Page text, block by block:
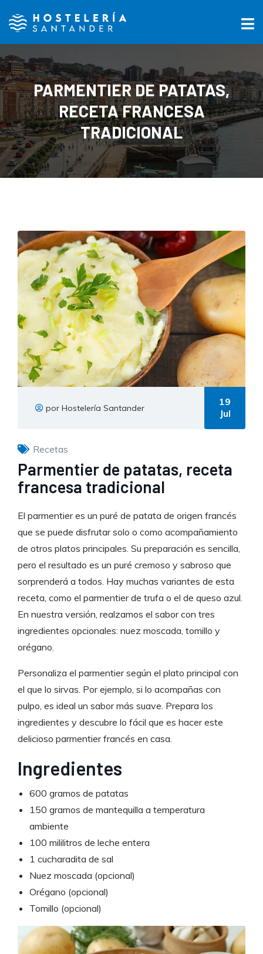
PARMENTIER DE PATATAS,
RECETA FRANCESA
TRADICIONAL
por Hostelería Santander
19
Jul
Recetas
Parmentier de patatas, receta
francesa tradicional
El parmentier es un puré de patata de origen francés
que se puede disfrutar solo o como acompañamiento
de otros platos principales. Su preparación es sencilla,
pero el resultado es un puré cremoso y sabroso que
sorprenderá a todos. Hay muchas variantes de esta
receta, como el parmentier de trufa o el de queso azul.
En nuestra versión, realzamos el sabor con tres
ingredientes opcionales: nuez moscada, tomillo y
orégano.
Personaliza el parmentier según el plato principal con
el que lo sirvas. Por ejemplo, si lo acompañas con
pulpo, es ideal un sabor más suave. Prepara los
ingredientes y descubre lo fácil que es hacer este
delicioso parmentier francés en casa.
Ingredientes
600 gramos de patatas
150 gramos de mantequilla a temperatura
ambiente
100 mililitros de leche entera
1 cucharadita de sal
Nuez moscada (opcional)
Orégano (opcional)
Tomillo (opcional)